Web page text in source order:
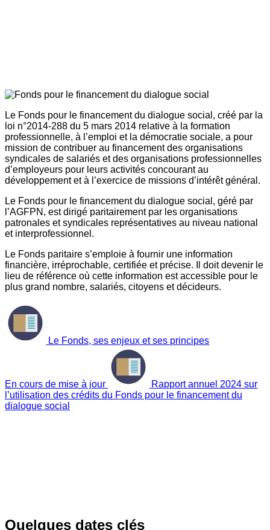
Le Fonds pour le financement du dialogue social, créé par la
loi n°2014-288 du 5 mars 2014 relative à la formation
professionnelle, à l’emploi et la démocratie sociale, a pour
mission de contribuer au financement des organisations
syndicales de salariés et des organisations professionnelles
d’employeurs pour leurs activités concourant au
développement et à l’exercice de missions d’intérêt général.
Le Fonds pour le financement du dialogue social, géré par
l’AGFPN, est dirigé paritairement par les organisations
patronales et syndicales représentatives au niveau national
et interprofessionnel.
Le Fonds paritaire s’emploie à fournir une information
financière, irréprochable, certifiée et précise. Il doit devenir le
lieu de référence où cette information est accessible pour le
plus grand nombre, salariés, citoyens et décideurs.
Le Fonds, ses enjeux et ses principes
En cours de mise à jour
Rapport annuel 2024 sur
l’utilisation des crédits du Fonds pour le financement du
dialogue social
Quelques dates clés